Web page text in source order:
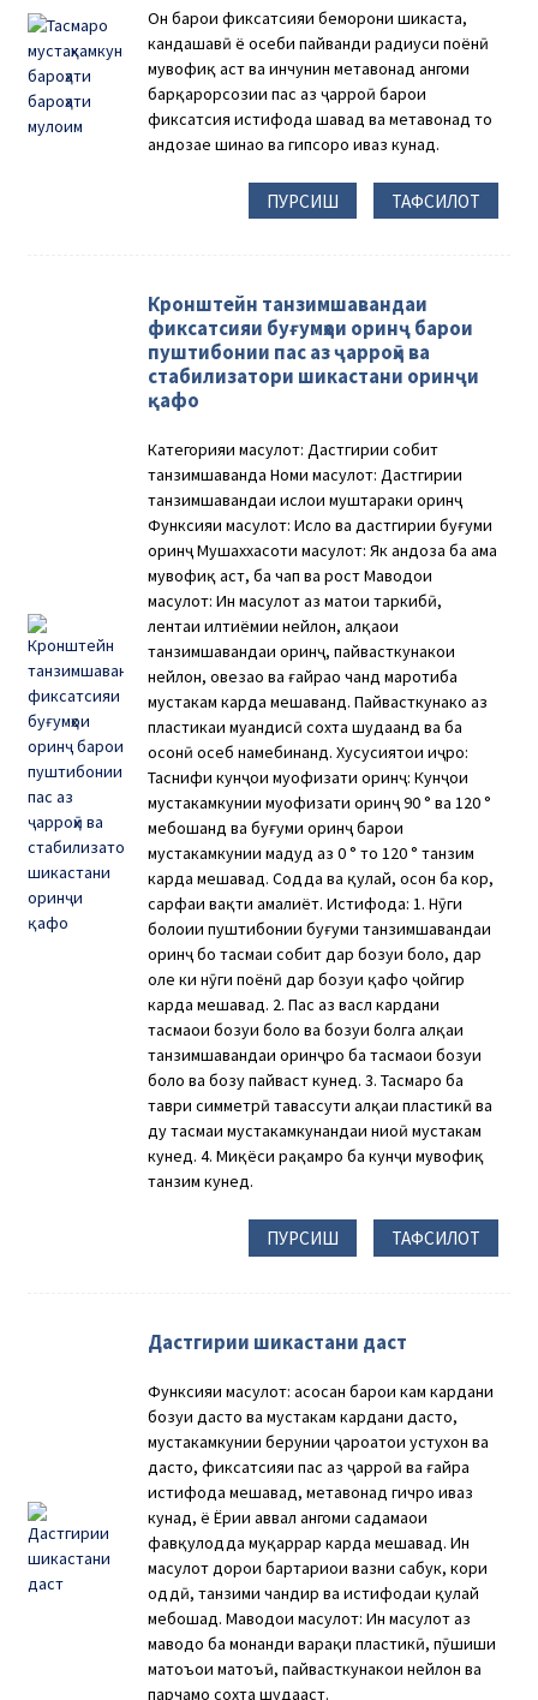
Он барои фиксатсияи беморони шикаста,
кандашавӣ ё осеби пайванди радиуси поёнӣ
мувофиқ аст ва инчунин метавонад ҳангоми
барқарорсозии пас аз ҷарроҳӣ барои
фиксатсия истифода шавад ва метавонад то
андозае шинаҳо ва гипсҳоро иваз кунад.
ПУРСИШ ТАФСИЛОТ
Кронштейн танзимшавандаи
фиксатсияи буғумҳои оринҷ барои
пуштибонии пас аз ҷарроҳӣ ва
стабилизатори шикастани оринҷи
қафо
Категорияи маҳсулот: Дастгирии собит
танзимшаванда Номи маҳсулот: Дастгирии
танзимшавандаи ислоҳи муштараки оринҷ
Функсияи маҳсулот: Ислоҳ ва дастгирии буғуми
оринҷ Мушаххасоти маҳсулот: Як андоза ба ҳама
мувофиқ аст, ба чап ва рост Маводҳои
маҳсулот: Ин маҳсулот аз матои таркибӣ,
лентаи илтиёмии нейлон, ҳалқаҳои
танзимшавандаи оринҷ, пайвасткунакҳои
нейлон, овезаҳо ва ғайраҳо чанд маротиба
мустаҳкам карда мешаванд. Пайвасткунакҳо аз
пластикаи муҳандисӣ сохта шудаанд ва ба
осонӣ осеб намебинанд. Хусусиятҳои иҷро:
Таснифи кунҷҳои муҳофизати оринҷ: Кунҷҳои
мустаҳкамкунии муҳофизати оринҷ 90 ° ва 120 °
мебошанд ва буғуми оринҷ барои
мустаҳкамкунии маҳдуд аз 0 ° то 120 ° танзим
карда мешавад. Содда ва қулай, осон ба кор,
сарфаи вақти амалиёт. Истифода: 1. Нӯги
болоии пуштибонии буғуми танзимшавандаи
оринҷ бо тасмаи собит дар бозуи боло, дар
ҳоле ки нӯги поёнӣ дар бозуи қафо ҷойгир
карда мешавад. 2. Пас аз васл кардани
тасмаҳои бозуи боло ва бозуи болга ҳалқаи
танзимшавандаи оринҷро ба тасмаҳои бозуи
боло ва бозу пайваст кунед. 3. Тасмаро ба
таври симметрӣ тавассути ҳалқаи пластикӣ ва
ду тасмаи мустаҳкамкунандаи ниҳоӣ мустаҳкам
кунед. 4. Миқёси рақамро ба кунҷи мувофиқ
танзим кунед.
ПУРСИШ ТАФСИЛОТ
Дастгирии шикастани даст
Функсияи маҳсулот: асосан барои кам кардани
бозуи дастҳо ва мустаҳкам кардани дастҳо,
мустаҳкамкунии берунии ҷароҳатҳои устухон ва
дастҳо, фиксатсияи пас аз ҷарроҳӣ ва ғайра
истифода мешавад, метавонад гичро иваз
кунад, ё Ёрии аввал ҳангоми садамаҳои
фавқулодда муқаррар карда мешавад. Ин
маҳсулот дорои бартариҳои вазни сабук, кори
оддӣ, танзими чандир ва истифодаи қулай
мебошад. Маводҳои маҳсулот: Ин маҳсулот аз
маводҳо ба монанди варақи пластикӣ, пӯшиши
матоъҳои матоъӣ, пайвасткунакҳои нейлон ва
парчамҳо сохта шудааст.